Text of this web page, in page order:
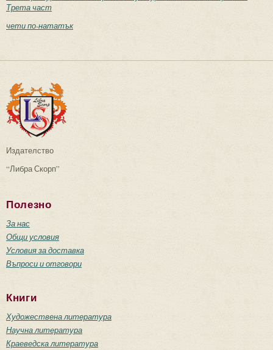
Трета част
чети по-нататък
Издателство
“Либра Скорп”
Полезно
За нас
Общи условия
Условия за доставка
Въпроси и отговори
Книги
Художествена литература
Научна литература
Краеведска литература